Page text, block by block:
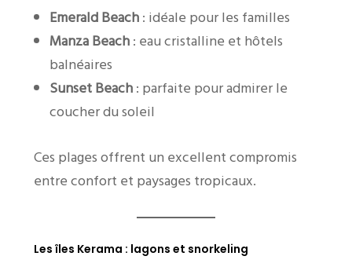
Emerald Beach: idéale pour les familles
Manza Beach: eau cristalline et hôtels
balnéaires
Sunset Beach: parfaite pour admirer le
coucher du soleil
Ces plages offrent un excellent compromis
entre confort et paysages tropicaux.
Les îles Kerama : lagons et snorkeling